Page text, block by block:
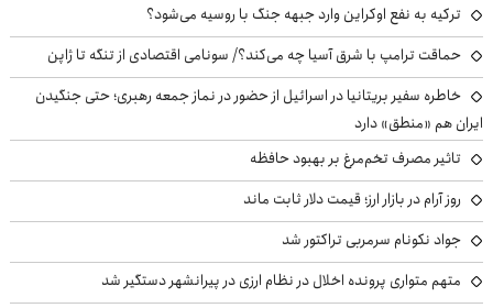
ترکیه به نفع اوکراین وارد جبهه جنگ با روسیه می‌شود؟
حماقت ترامپ با شرق آسیا چه می‌کند؟/ سونامی اقتصادی از تنگه تا ژاپن
خاطره سفیر بریتانیا در اسرائیل از حضور در نماز جمعه رهبری؛ حتی جنگیدن
ایران هم «منطق» دارد
تاثیر مصرف تخم‌مرغ بر بهبود حافظه
روز آرام در بازار ارز؛ قیمت دلار ثابت ماند
جواد نکونام سرمربی تراکتور شد
متهم متواری پرونده اخلال در نظام ارزی در پیرانشهر دستگیر شد